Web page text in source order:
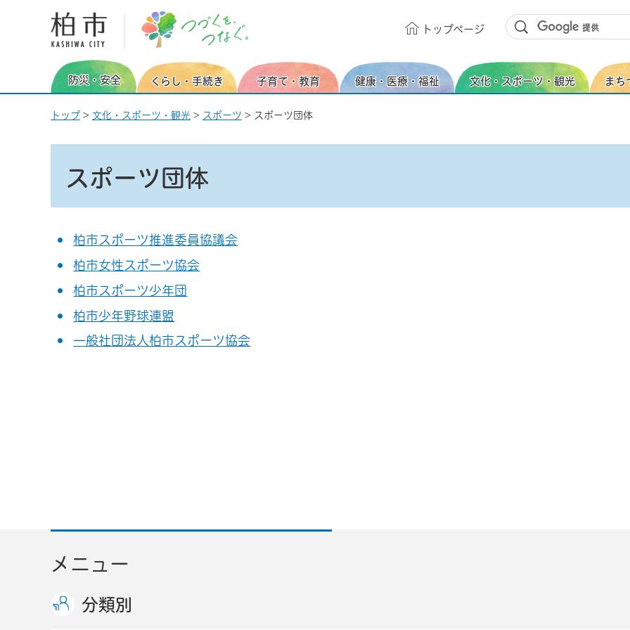
柏市 つづくを、つなぐ。
トップページ
防災・安全 くらし・手続き 子育て・教育 健康・医療・福祉 文化・スポーツ・観光 まち
トップ > 文化・スポーツ・観光 > スポーツ > スポーツ団体
スポーツ団体
柏市スポーツ推進委員協議会
柏市女性スポーツ協会
柏市スポーツ少年団
柏市少年野球連盟
一般社団法人柏市スポーツ協会
メニュー
分類別